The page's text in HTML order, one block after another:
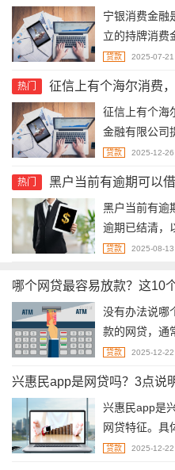
宁银消费金融
立的持牌消费
的相关痕迹，
融授信。
贷款 2025-07-21
热门 征信上有个海尔消费，
征信上有个海
金融有限公司
海尔消费金融
贷款 2025-12-26
热门 黑户当前有逾期可以借什
黑户当前有逾
逾期已结清，
的网贷或许可
贷、众安贷、
贷款 2025-08-13
哪个网贷最容易放款？这10
没有办法说哪
款的网贷，通
如这10个：招
赢卡贷、蚂蚁
贷款 2025-12-22
兴惠民app是网贷吗？3点说
兴惠民app是
网贷特征。具
是通过互联网
贷款 2025-12-22